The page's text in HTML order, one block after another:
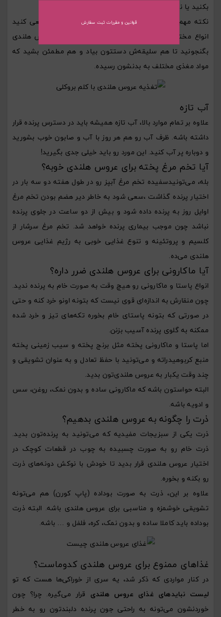
بکنید یا نه.
نکته مهم در مورد میوه و سبزیجات، تنوع اوناست. سعی کنید
انواع مختلف میوه و سبزیجات رو در رژیم غذای عروس هلندی
بگنجونید تا هم سلیقه‌ش دستتون بیاد و هم مطمئن بشید که
مواد مغذی مختلف به بدنشون رسیده.
آب تازه
علاوه بر تمام موارد بالا، آب تازه همیشه باید در دسترس پرنده قرار
داشته باشه. ظرف آب رو هم هر روز با آب و صابون خوب بشورید
و دوباره پر آب کنید. این مورد رو باید خیلی جدی بگیرید!
آیا تخم مرغ پخته برای عروس هلندی خوبه؟
بله، می‌تونیدسفیده تخم مرغ آبپز رو در طول هفته دو سه بار در
اختیار پرنده گذاشت ،سعی شود به خاطر دیر هضم بودن تخم مرغ
اوایل روز به پرنده داده شود و بیش از دو ساعت در جلوی پرنده
نباشد چون موجب بیماری پرنده خواهد شد. تخم مرغ سرشار از
کلسیم و پروتئینه و تنوع غذایی خوبی به رژیم غذایی عروس
هلندی می‌ده.
آیا ماکارونی برای عروس هلندی ضرر داره؟
انواع پاستا و ماکارونی رو هیچ وقت به صورت خام به پرنده ندید.
چون منقارش به اندازه‌ای قوی نیست که بتونه اونو خرد کنه و حتی
در صورتی که بتونه پاستای خام بخوره تکه‌های تیز و خرد شده
ممکنه به گلوی پرنده آسیب بزنن.
اما پاستا و ماکارونی پخته مثل برنج پخته و سیب زمینی پخته
منبع کربوهیدراته و می‌تونید با حفظ تعادل و به عنوان تشویقی و
چند وقت یکبار به عروس هلندی‌تون بدید.
البته حواستون باشه که ماکارونی ساده و بدون نمک، روغن، سس
و ادویه باشه.
ذرت را چگونه به عروس هلندی بدهیم؟
ذرت یکی از سبزیجات مفیدیه که می‌تونید به پرنده‌تون بدید.
ذرت خام رو به صورت چسبیده به چوب در قطعات کوچک در
اختیار عروس هلندی قرار بدید تا خودش با نوکش دونه‌های ذرت
رو بکنه و بخوره.
علاوه بر این، ذرت به صورت بوداده (پاپ کورن) هم می‌تونه
تشویقی خوشمزه و مناسبی برای عروس هلندی باشه. البته ذرت
بوداده باید کاملا ساده و بدون نمک، کره، فلفل و … باشه.
غذاهای ممنوع برای عروس هلندی کدوماست؟
در کنار مواردی که ذکر شد، یه سری از خوراکی‌ها هست که تو
لیست نبایدهای غذای عروس هلندی قرار می‌گیره. چرا؟ چون
خوردنشون می‌تونه به راحتی جون پرنده دلبندتون رو به خطر
قوانین و مقررات ثبت سفارش